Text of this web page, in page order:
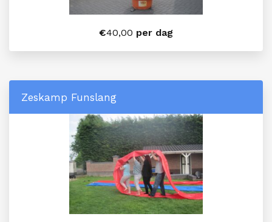
€40,00 per dag
Zeskamp Funslang